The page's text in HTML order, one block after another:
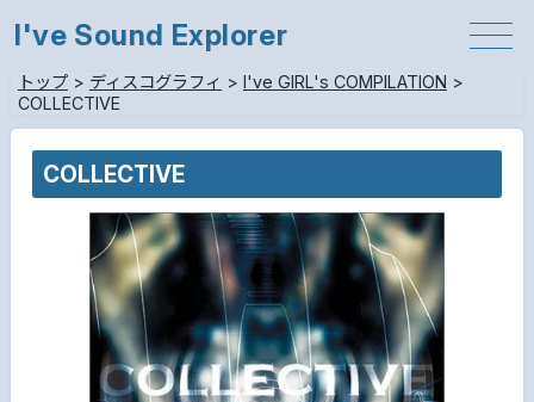
I've Sound Explorer
トップ> ディスコグラフィ > I've GIRL's COMPILATION >
COLLECTIVE
COLLECTIVE